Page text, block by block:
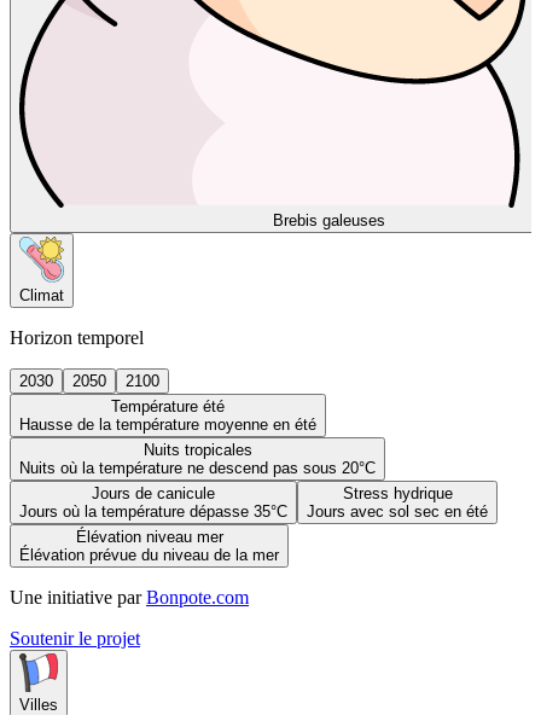
Brebis galeuses
Climat
Horizon temporel
2030 2050
2100
Température été
Hausse de la température moyenne en été
Nuits tropicales
Nuits où la température ne descend pas sous 20°C
Jours de canicule
Jours où la température dépasse 35°C
Stress hydrique
Jours avec sol sec en été
Élévation niveau mer
Élévation prévue du niveau de la mer
Une initiative par Bonpote.com
Soutenir le projet
Villes